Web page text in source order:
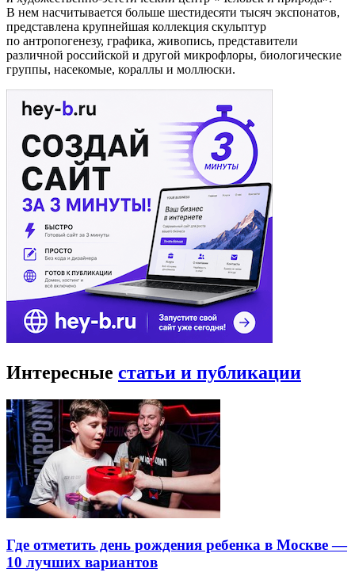
В нем насчитывается больше шестидесяти тысяч экспонатов,
представлена крупнейшая коллекция скульптур
по антропогенезу, графика, живопись, представители
различной российской и другой микрофлоры, биологические
группы, насекомые, кораллы и моллюски.
Интересные статьи и публикации
Где отметить день рождения ребенка в Москве —
10 лучших вариантов